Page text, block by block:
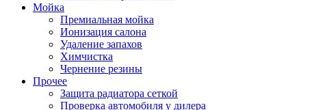
Мойка
Премиальная мойка
Ионизация салона
Удаление запахов
Химчистка
Чернение резины
Прочее
Защита радиатора сеткой
Проверка автомобиля у дилера